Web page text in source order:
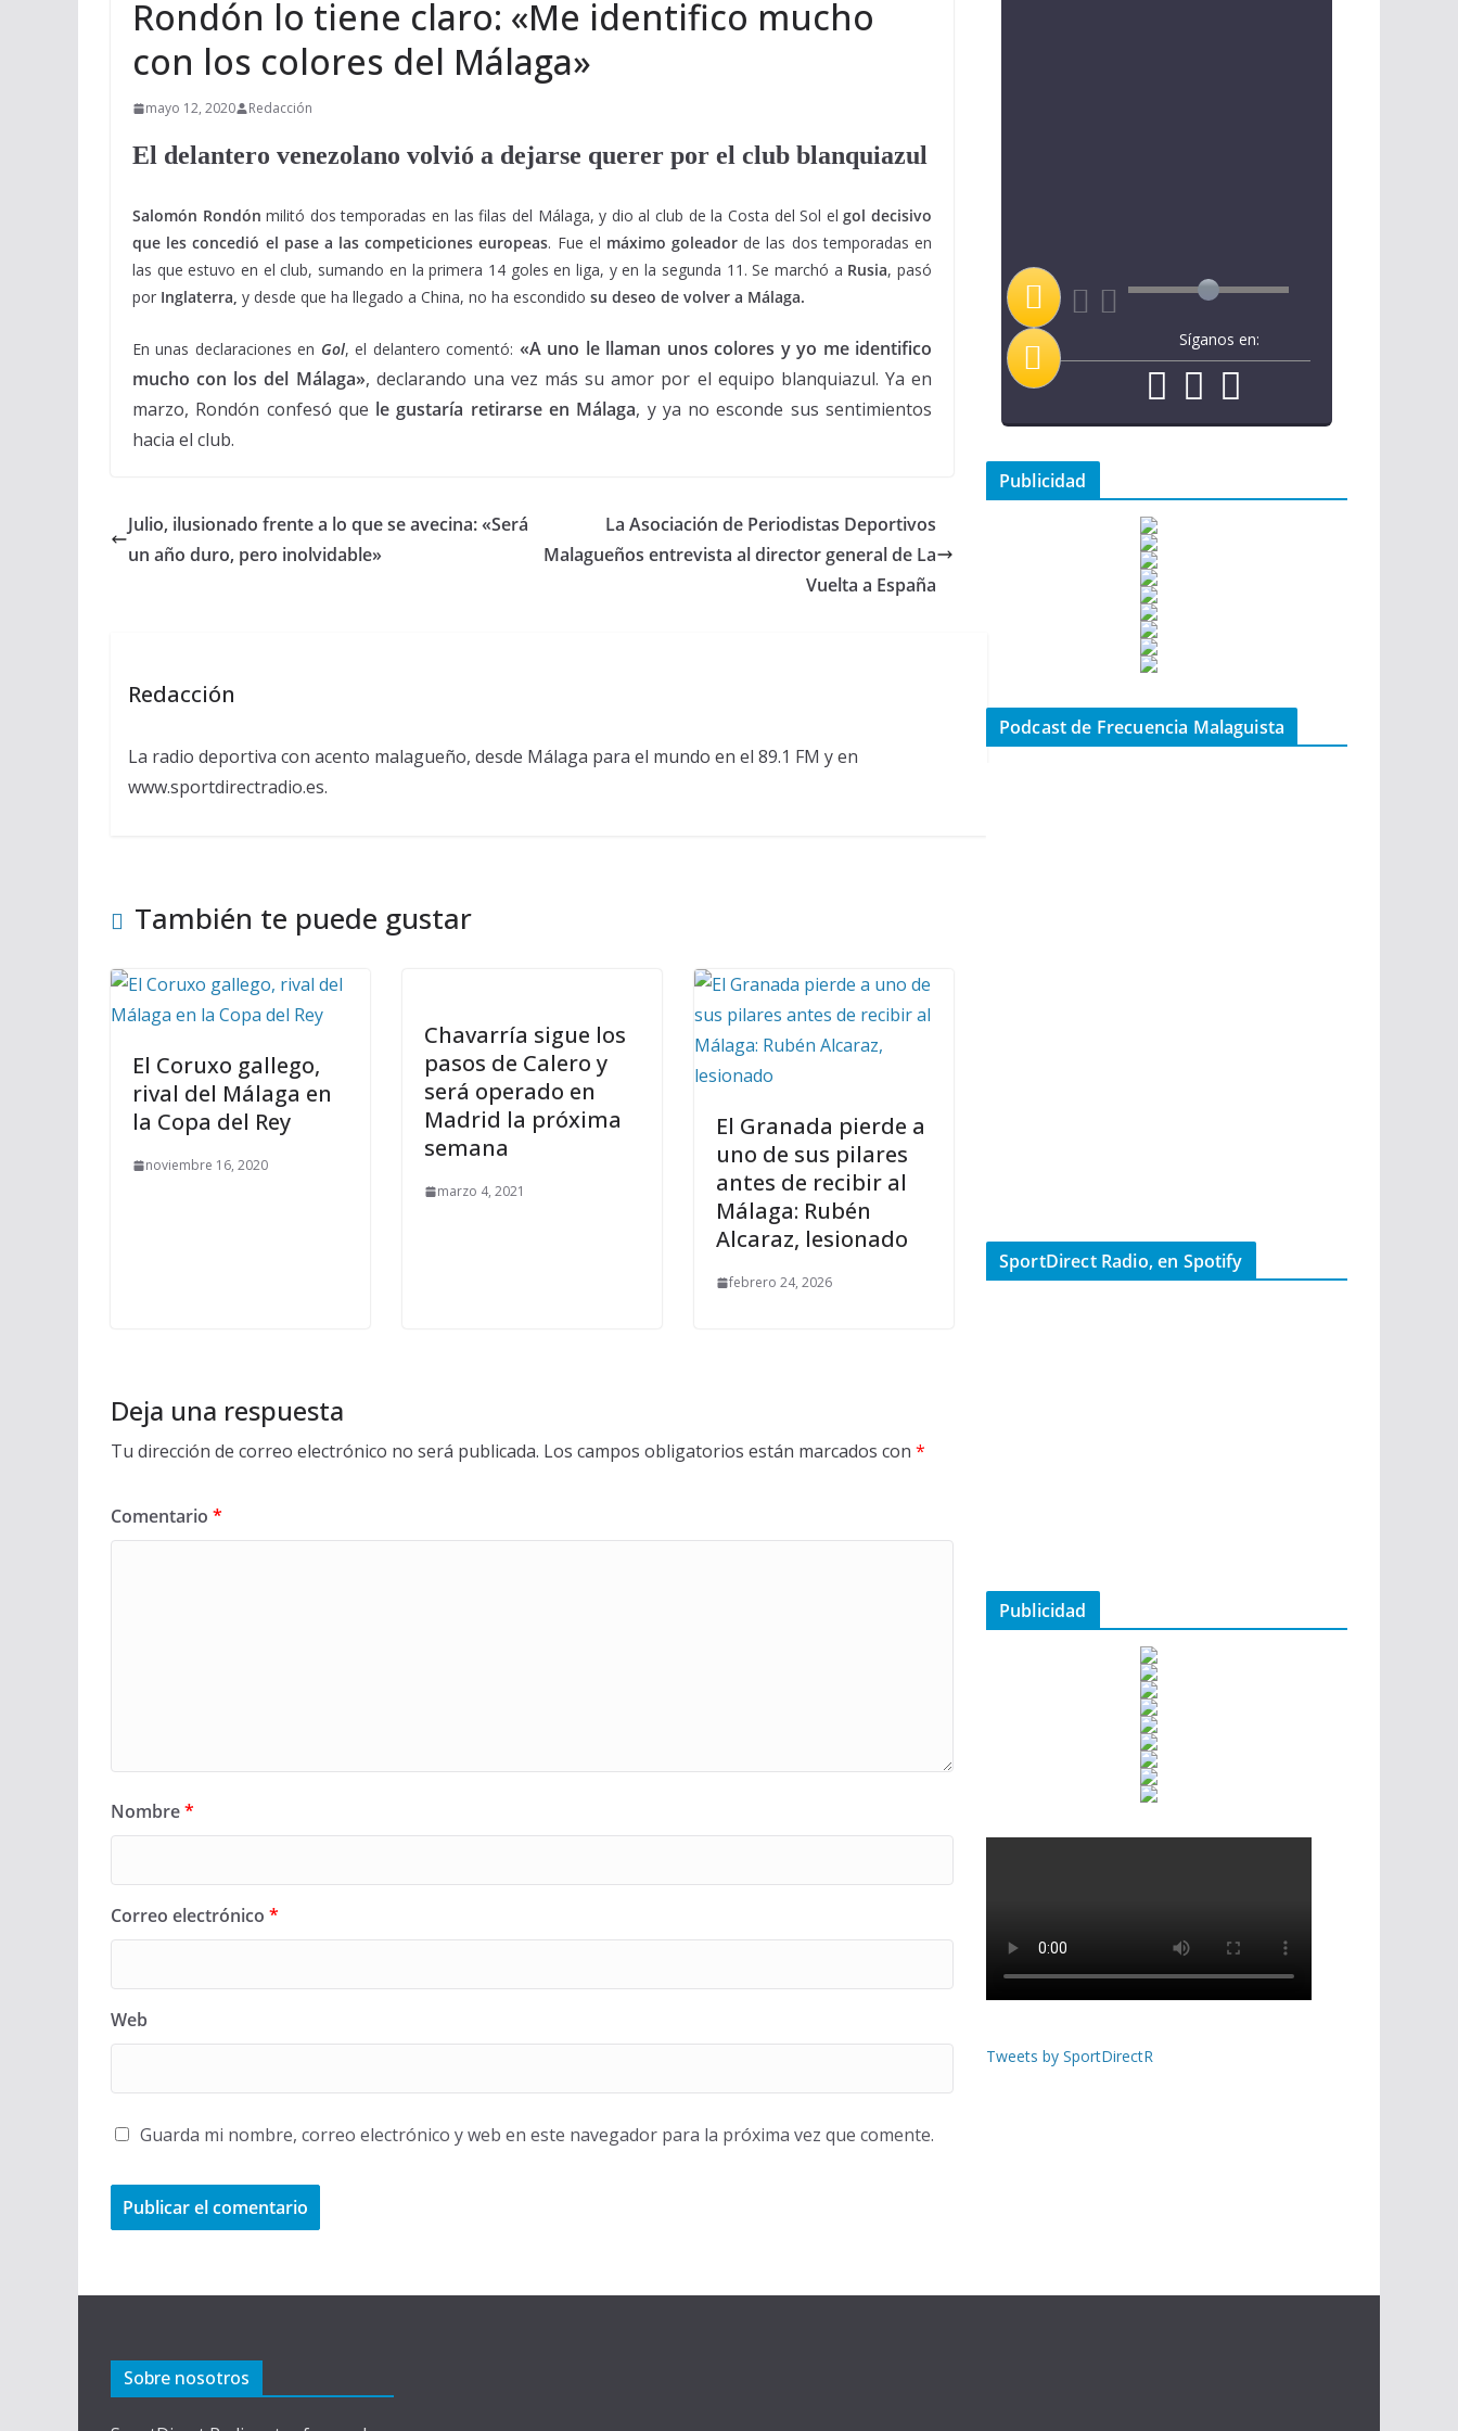
Rondón lo tiene claro: «Me identifico mucho
con los colores del Málaga»
mayo 12, 2020 Redacción
El delantero venezolano volvió a dejarse querer por el club blanquiazul
Salomón Rondón militó dos temporadas en las filas del Málaga, y dio al club de la Costa del Sol elgol decisivo
que les concedió el pase a las competiciones europeas. Fue el máximo goleador de las dos temporadas en
las que estuvo en el club, sumando en la primera 14 goles en liga, y en la segunda 11. Se marchó a Rusia, pasó
por Inglaterra, y desde que ha llegado a China, no ha escondido su deseo de volver a Málaga.
En unas declaraciones en Gol, el delantero comentó: «A uno le llaman unos colores y yo me identifico
mucho con los del Málaga», declarando una vez más su amor por el equipo blanquiazul. Ya en
marzo, Rondón confesó que le gustaría retirarse en Málaga, y ya no esconde sus sentimientos
hacia el club.
Julio, ilusionado frente a lo que se avecina: «Será
un año duro, pero inolvidable»
La Asociación de Periodistas Deportivos
Malagueños entrevista al director general de La
Vuelta a España
Redacción
La radio deportiva con acento malagueño, desde Málaga para el mundo en el 89.1 FM y en
www.sportdirectradio.es.
También te puede gustar
El Coruxo gallego,
rival del Málaga en
la Copa del Rey
noviembre 16, 2020
Chavarría sigue los
pasos de Calero y
será operado en
Madrid la próxima
semana
marzo 4, 2021
El Granada pierde a
uno de sus pilares
antes de recibir al
Málaga: Rubén
Alcaraz, lesionado
febrero 24, 2026
Deja una respuesta
Tu dirección de correo electrónico no será publicada. Los campos obligatorios están marcados con *
Comentario *
Nombre*
Correo electrónico *
Web
Guarda mi nombre, correo electrónico y web en este navegador para la próxima vez que comente.
Síganos en:
Publicidad
Podcast de Frecuencia Malaguista
SportDirect Radio, en Spotify
Publicidad
Tweets by SportDirectR
Sobre nosotros